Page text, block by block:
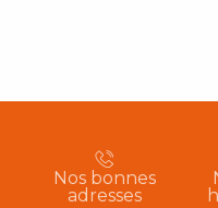
Nos bonnes
adresses